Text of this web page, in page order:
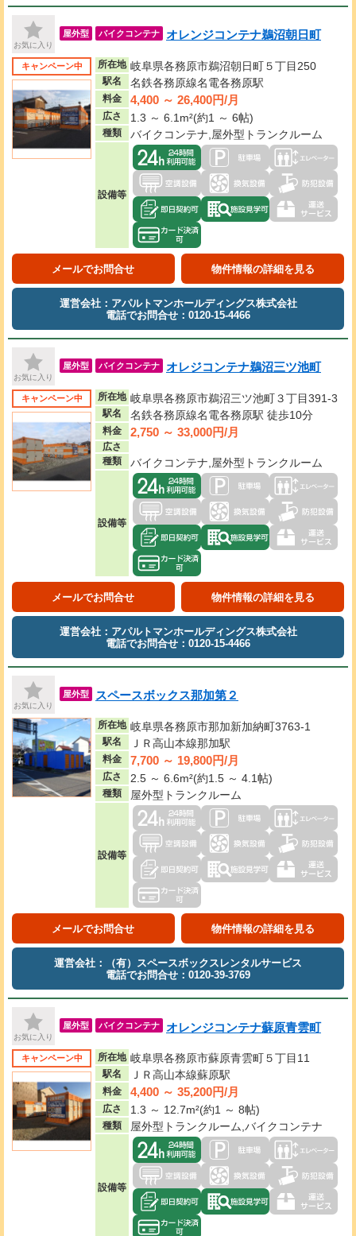
お気に入り
屋外型 バイクコンテナ オレンジコンテナ鵜沼朝日町
キャンペーン中 所在地 岐阜県各務原市鵜沼朝日町５丁目250
駅名 名鉄各務原線名電各務原駅
料金 4,400 ～ 26,400円/月
広さ 1.3 ～ 6.1m²(約1 ～ 6帖)
種類 バイクコンテナ,屋外型トランクルーム
設備等
メールでお問合せ 物件情報の詳細を見る
運営会社：アパルトマンホールディングス株式会社
電話でお問合せ：0120-15-4466
お気に入り
屋外型 バイクコンテナ オレジコンテナ鵜沼三ツ池町
キャンペーン中 所在地 岐阜県各務原市鵜沼三ツ池町３丁目391-3
駅名 名鉄各務原線名電各務原駅 徒歩10分
料金 2,750 ～ 33,000円/月
広さ
種類
バイクコンテナ,屋外型トランクルーム
設備等
メールでお問合せ 物件情報の詳細を見る
運営会社：アパルトマンホールディングス株式会社
電話でお問合せ：0120-15-4466
お気に入り
屋外型 スペースボックス那加第２
所在地 岐阜県各務原市那加新加納町3763-1
駅名 ＪＲ高山本線那加駅
料金 7,700 ～ 19,800円/月
広さ 2.5 ～ 6.6m²(約1.5 ～ 4.1帖)
種類 屋外型トランクルーム
設備等
メールでお問合せ 物件情報の詳細を見る
運営会社：（有）スペースボックスレンタルサービス
電話でお問合せ：0120-39-3769
お気に入り
屋外型 バイクコンテナ オレンジコンテナ蘇原青雲町
キャンペーン中 所在地 岐阜県各務原市蘇原青雲町５丁目11
駅名 ＪＲ高山本線蘇原駅
料金 4,400 ～ 35,200円/月
広さ 1.3 ～ 12.7m²(約1 ～ 8帖)
種類 屋外型トランクルーム,バイクコンテナ
設備等